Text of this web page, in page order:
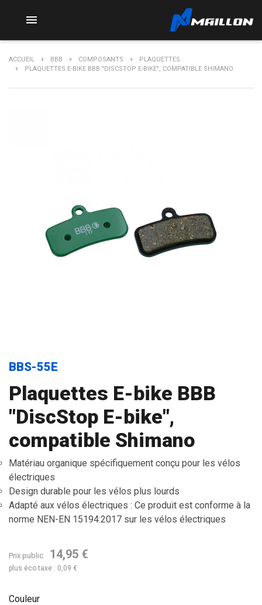

ACCUEIL BBB COMPOSANTS
PLAQUETTES
PLAQUETTES E-BIKE BBB "DISCSTOP E-BIKE", COMPATIBLE SHIMANO
BBS-55E
Plaquettes E-bike BBB
"DiscStop E-bike",
compatible Shimano
Matériau organique spécifiquement conçu pour les vélos
électriques
Design durable pour les vélos plus lourds
Adapté aux vélos électriques : Ce produit est conforme à la
norme NEN-EN 15194:2017 sur les vélos électriques
Prix public 14,95 €
plus éco taxe : 0,09 €
Couleur